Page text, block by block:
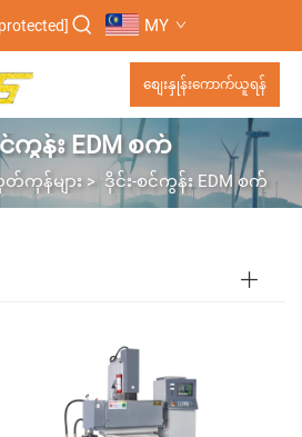
MY
စျေးနှုန်းကောက်ယူရန်
ကွန်း EDM စက်
ကုန်များ > ဒိုင်း-စင်ကွန်း EDM စက်